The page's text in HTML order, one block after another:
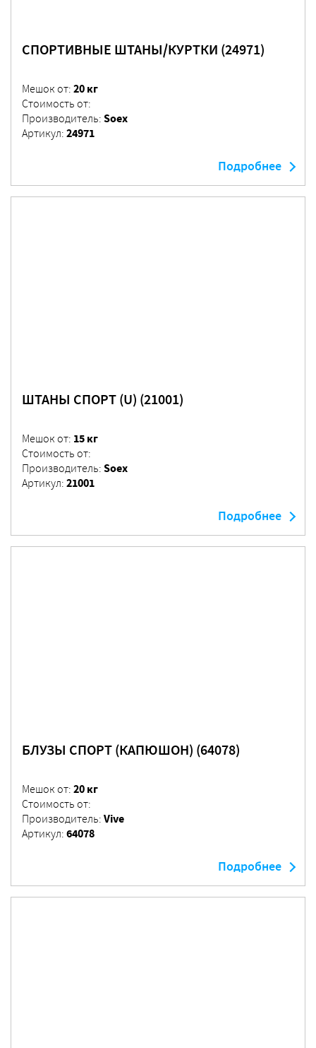
СПОРТИВНЫЕ ШТАНЫ/КУРТКИ (24971)
Мешок от: 20 кг
Стоимость от:
Производитель: Soex
Артикул: 24971
Подробнее
ШТАНЫ СПОРТ (U) (21001)
Мешок от: 15 кг
Стоимость от:
Производитель: Soex
Артикул: 21001
Подробнее
БЛУЗЫ СПОРТ (КАПЮШОН) (64078)
Мешок от: 20 кг
Стоимость от:
Производитель: Vive
Артикул: 64078
Подробнее